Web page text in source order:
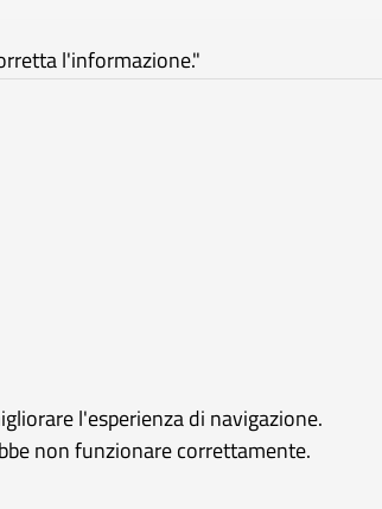
l'informazione."
l'esperienza di navigazione.
non funzionare correttamente.